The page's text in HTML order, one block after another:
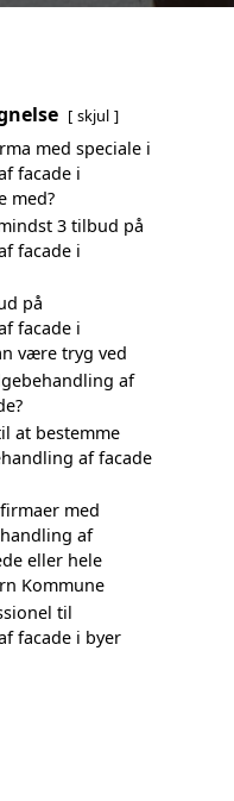
skjul
med speciale i
facade i
med?
3 tilbud på
facade i
på
facade i
være tryg ved
af
at bestemme
af facade
med
af
eller hele
Kommune
til
facade i byer